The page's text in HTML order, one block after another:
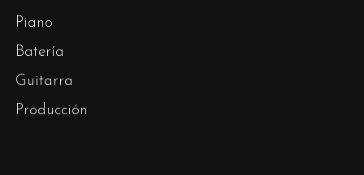
Piano
Batería
Guitarra
Producción